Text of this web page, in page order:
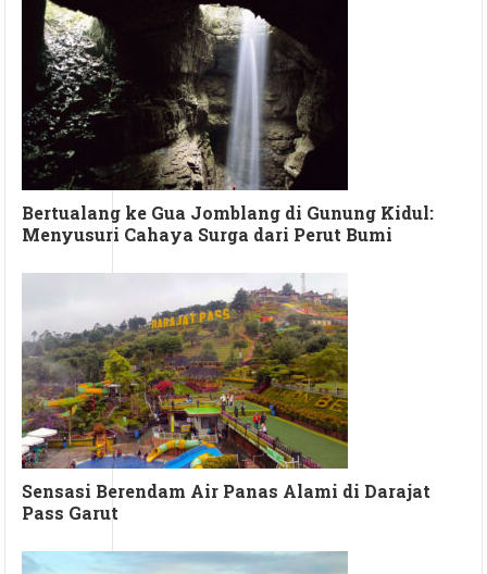
Bertualang ke Gua Jomblang di Gunung Kidul:
Menyusuri Cahaya Surga dari Perut Bumi
Sensasi Berendam Air Panas Alami di Darajat
Pass Garut